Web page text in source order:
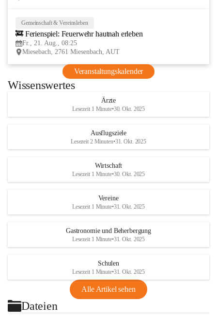
Gemeinschaft & Vereinsleben
🚒 Ferienspiel: Feuerwehr hautnah erleben
Fr., 21. Aug., 08:25
Miesebach, 2761 Miesenbach, AUT
Veranstaltungskalender
Wissenswertes
Ärzte
Lesezeit 1 Minute•30. Okt. 2025
Ausflugsziele
Lesezeit 2 Minuten•31. Okt. 2025
Wirtschaft
Lesezeit 1 Minute•30. Okt. 2025
Vereine
Lesezeit 1 Minute•31. Okt. 2025
Gastronomie und Beherbergung
Lesezeit 1 Minute•31. Okt. 2025
Schulen
Lesezeit 1 Minute•31. Okt. 2025
Alle Artikel sehen
Dateien